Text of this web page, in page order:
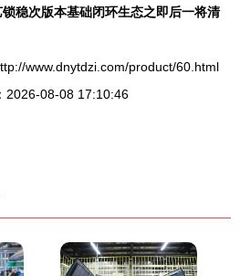
稳次版本基础闭环生态之即后一将清
www.dnytdzi.com/product/60.html
2026-08-08 17:10:46